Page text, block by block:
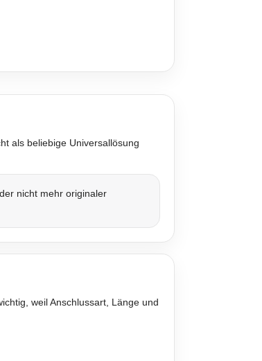
als beliebige Universallösung
nicht mehr originaler
weil Anschlussart, Länge und